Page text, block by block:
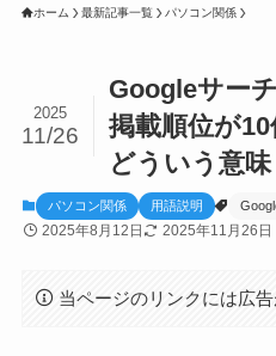
ホーム 最新記事一覧 パソコン関係
Googleサー
掲載順位が
どういう意味
2025
11/26
パソコン関係 用語説明
2025年8月12日 2025年11月26日
当ページのリンクには広告